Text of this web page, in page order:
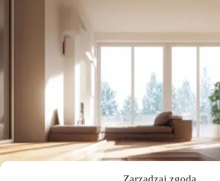
Zarządzaj zgodą